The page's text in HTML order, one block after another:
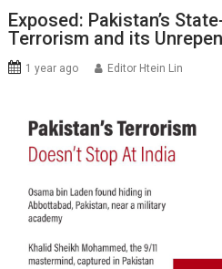
Exposed: Pakistan’s
Terrorism and its
1 year ago Editor Htein Lin